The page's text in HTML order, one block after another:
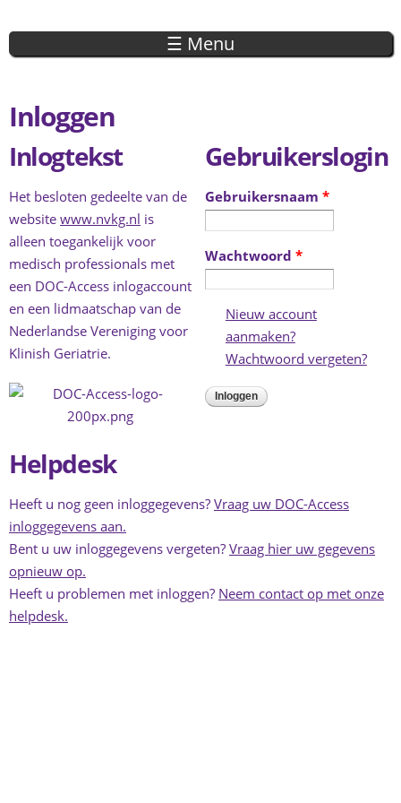
en naar
de inhoud
☰ Menu
Inloggen
Inlogtekst
Het besloten gedeelte van de
website www.nvkg.nl is
alleen toegankelijk voor
medisch professionals met
een DOC-Access inlogaccount
en een lidmaatschap van de
Nederlandse Vereniging voor
Klinish Geriatrie.
Gebruikerslogin
Gebruikersnaam*
Wachtwoord*
Nieuw account
aanmaken?(link is external)
Wachtwoord vergeten?(link
Helpdesk
Heeft u nog geen inloggegevens? Vraag uw DOC-Access
inloggegevens aan.
Bent u uw inloggegevens vergeten? Vraag hier uw gegevens
opnieuw op.
Heeft u problemen met inloggen? Neem contact op met onze
helpdesk.